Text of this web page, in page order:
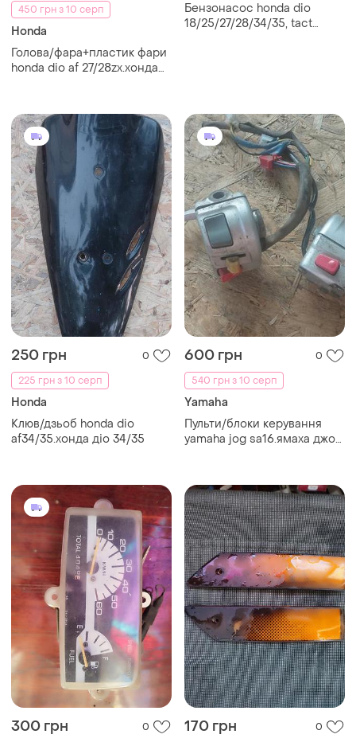
450 грн з 10 серп
Honda
Голова/фара+пластик фари
honda dio af 27/28zx.хонда
Бензонасос honda dio
18/25/27/28/34/35, tact
250 грн
0
225 грн з 10 серп
Honda
Клюв/дзьоб honda dio
af34/35.хонда діо 34/35
600 грн
0
540 грн з 10 серп
Yamaha
Пульти/блоки керування
yamaha jog sa16.ямаха джог
300 грн 0 170 грн 0